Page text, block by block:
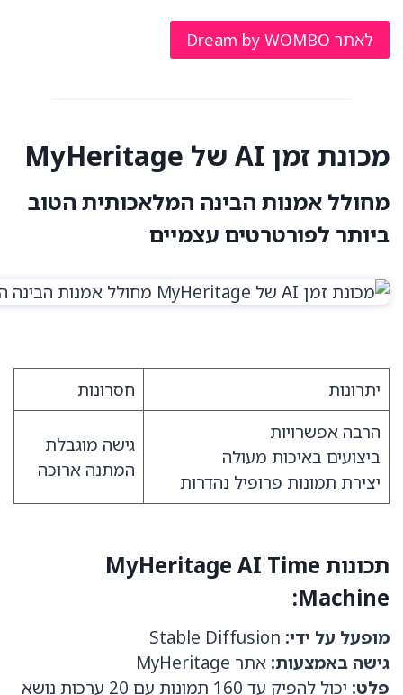
לאתר Dream by WOMBO
מכונת זמן AI של MyHeritage
מחולל אמנות הבינה המלאכותית הטוב
ביותר לפורטרטים עצמיים
יתרונות
חסרונות
הרבה אפשרויות
ביצועים באיכות מעולה
יצירת תמונות פרופיל נהדרות
גישה מוגבלת
המתנה ארוכה
תכונות MyHeritage AI Time
Machine
:
מופעל על ידי:
גישה באמצעות: אתר MyHeritage
פלט:
יכול להפיק עד 160 תמונות עם 20 ערכות נושא